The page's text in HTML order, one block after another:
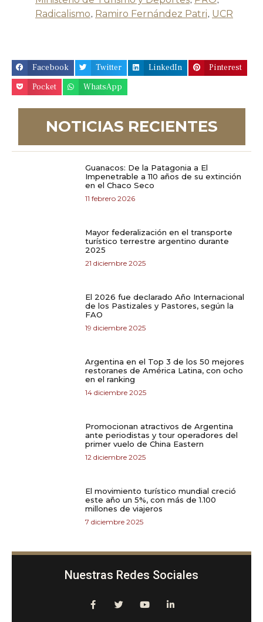
Radicalismo, Ramiro Fernández Patri, UCR
Facebook Twitter LinkedIn
Pinterest
Pocket
WhatsApp
NOTICIAS RECIENTES
Guanacos: De la Patagonia a El
Impenetrable a 110 años de su extinción
en el Chaco Seco
11 febrero 2026
Mayor federalización en el transporte
turístico terrestre argentino durante
2025
21 diciembre 2025
El 2026 fue declarado Año Internacional
de los Pastizales y Pastores, según la
FAO
19 diciembre 2025
Argentina en el Top 3 de los 50 mejores
restoranes de América Latina, con ocho
en el ranking
14 diciembre 2025
Promocionan atractivos de Argentina
ante periodistas y tour operadores del
primer vuelo de China Eastern
12 diciembre 2025
El movimiento turístico mundial creció
este año un 5%, con más de 1.100
millones de viajeros
7 diciembre 2025
Nuestras Redes Sociales